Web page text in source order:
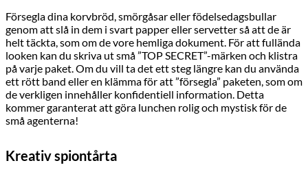
Försegla dina korvbröd, smörgåsar eller födelsedagsbullar
genom att slå in dem i svart papper eller servetter så att de är
helt täckta, som om de vore hemliga dokument. För att fullända
looken kan du skriva ut små ”TOP SECRET”-märken och klistra
på varje paket. Om du vill ta det ett steg längre kan du använda
ett rött band eller en klämma för att ”försegla” paketen, som om
de verkligen innehåller konfidentiell information. Detta
kommer garanterat att göra lunchen rolig och mystisk för de
små agenterna!
Kreativ spiontårta